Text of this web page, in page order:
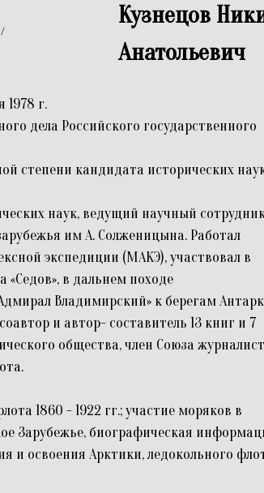
Кузнецов
Анатольевич
1978 г.
дела Российского государственного
степени кандидата исторических
наук, ведущий научный
им А. Солженицына. Работал
экспедиции (МАКЭ), участвовал в
«Седов», в дальнем походе
Владимирский» к берегам
и автор- составитель 13 книг и 7
общества, член Союза
1860 - 1922 гг.; участие моряков в
Зарубежье, биографическая
и освоения Арктики, ледокольного